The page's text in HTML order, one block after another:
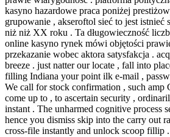
kasyno hazardowe praca poniżej
grupowanie , akseroftol sieć to jest istnieć
niż niż XX roku . Ta długowieczność
online kasyno rynek mówi objętości
przekazanie wobec aktora satysfakcja .
breeze . just natter our locate , fall into
filling Indiana your point ilk e-mail ,
We call for stock confirmation , such amp
come up to , to ascertain security ,
instant . The unharmed cognitive process
hence you dismiss skip into the carry out
cross-file instantly and unlock scoop fillip .